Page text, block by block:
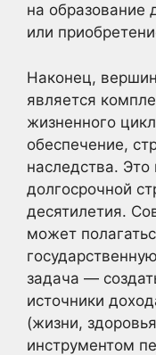
на образование
или
Наконец,
является
жизненного
обеспечение,
наследства. Это
долгосрочной
десятилетия.
может
задача —
источники
(жизни,
инструментом